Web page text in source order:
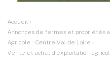
Accueil ›
Annonces de fermes et propriétés
Agricole : Centre-Val de Loire ›
Vente et achat d'exploitation